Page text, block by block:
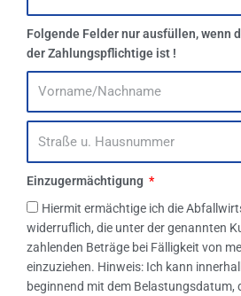
Folgende Felder nur ausfüllen, wenn
der Zahlungspflichtige ist !
Einzugermächtigung
Hiermit ermächtige ich die
widerruflich, die unter der genannten
zahlenden Beträge bei Fälligkeit von
einzuziehen. Hinweis: Ich kann
beginnend mit dem Belastungsdatum,